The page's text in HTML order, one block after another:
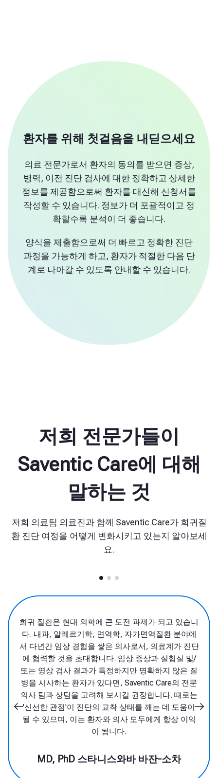
환자를 위해 첫걸음을 내딛으세요
의료 전문가로서 환자의 동의를 받으면 증상,
병력, 이전 진단 검사에 대한 정확하고 상세한
정보를 제공함으로써 환자를 대신해 신청서를
작성할 수 있습니다. 정보가 더 포괄적이고 정
확할수록 분석이 더 좋습니다.
양식을 제출함으로써 더 빠르고 정확한 진단
과정을 가능하게 하고, 환자가 적절한 다음 단
계로 나아갈 수 있도록 안내할 수 있습니다.
저희 전문가들이
Saventic Care에 대해
말하는 것
저희 의료팀 의료진과 함께 Saventic Care가 희귀질
환 진단 여정을 어떻게 변화시키고 있는지 알아보세
요.
있습니
분야에
가 진단
실 및/
않은 질
의 전문
때로는
도움이
이익
희귀 질환이 많지만, 각 질환은 매우 적은
수의 환자에게 영향을 미치기 때문에 진단
경험이 있는 의사는 극히 드뭅니다. 이른바
인공지능이 지원하는 최신 기술만이 이러
한 질병을 효과적으로 식별하고 환자를 적
절한 센터와 전문의로 의뢰하여 표적 치료
를 받을 수 있도록 돕습니다.
의학박사, 박사 미하우 노비츠키